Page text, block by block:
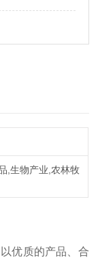
,生物产业,农林牧
优质的产品、合